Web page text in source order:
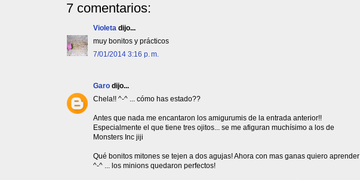
7 comentarios:
Violeta dijo...
muy bonitos y prácticos
7/01/2014 3:16 p. m.
Garo dijo...
Chela!! ^-^ ... cómo has estado??
Antes que nada me encantaron los amigurumis de la entrada anterior!!
Especialmente el que tiene tres ojitos... se me afiguran muchísimo a los de
Monsters Inc jiji
Qué bonitos mitones se tejen a dos agujas! Ahora con mas ganas quiero aprender
^-^ ... los minions quedaron perfectos!